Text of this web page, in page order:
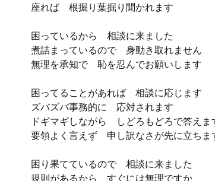
アーカイブ（５）アーカイブ（５） アーカイブ（５
座れば 根掘り葉掘り聞かれます
困っているから 相談に来ました
煮詰まっているので 身動き取れません
無理を承知で 恥を忍んでお願いします
困ってることがあれば 相談に応じます
ズバズバ事務的に 応対されます
ドギマギしながら しどろもどろで答えま
要領よく言えず 申し訳なさが先に立ちま
困り果てているので 相談に来ました
規則があるから すぐには無理ですか